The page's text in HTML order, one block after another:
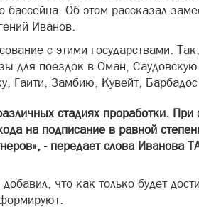
бассейна. Об этом рассказал
Иванов.
с этими государствами.
для поездок в Оман,
Гаити, Замбию, Кувейт, Барбадос
стадиях проработки. При
на подписание в равной
- передает слова Иванова
что как только будет